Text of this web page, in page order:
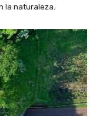
la naturaleza.